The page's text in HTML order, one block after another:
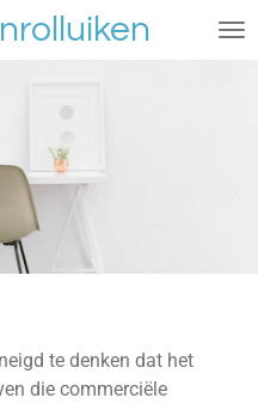
te denken dat het
die commerciële